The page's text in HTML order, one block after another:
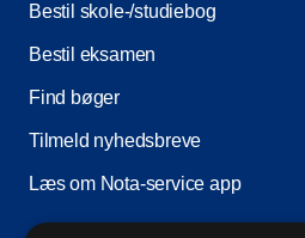
Bestil skole-/studiebog
Bestil eksamen
Find bøger
Tilmeld nyhedsbreve
Læs om Nota-service app